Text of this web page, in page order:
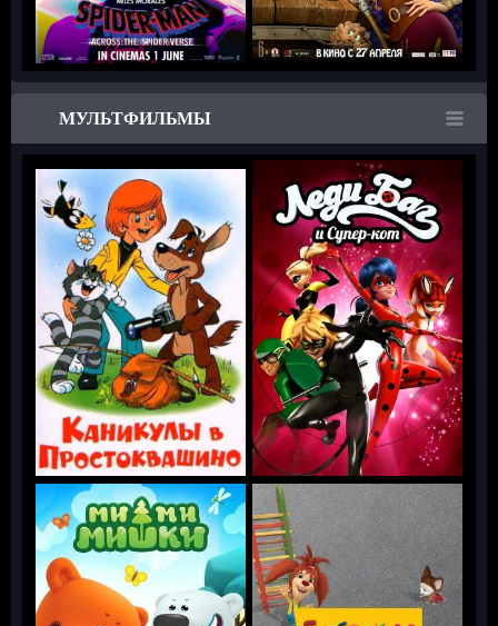
МУЛЬТФИЛЬМЫ